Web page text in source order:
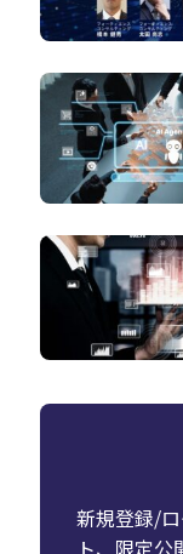
新規登録/
ト、限定